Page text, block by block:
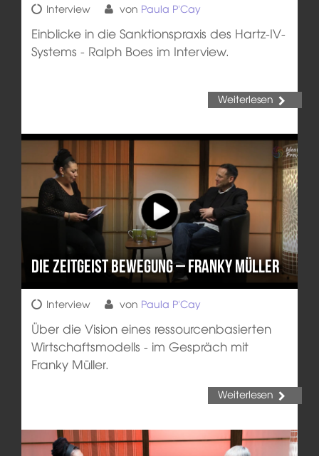
Interview von Paula P'Cay
Einblicke in die Sanktionspraxis des Hartz-IV-
Systems - Ralph Boes im Interview.
Weiterlesen
Die Zeitgeist Bewegung – Franky Müller
Interview von Paula P'Cay
Über die Vision eines ressourcenbasierten
Wirtschaftsmodells - im Gespräch mit
Franky Müller.
Weiterlesen